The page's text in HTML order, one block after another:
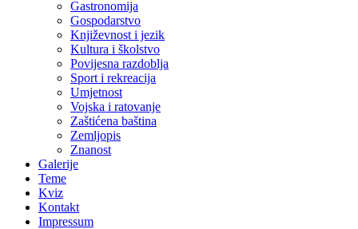
Gastronomija
Gospodarstvo
Književnost i jezik
Kultura i školstvo
Povijesna razdoblja
Sport i rekreacija
Umjetnost
Vojska i ratovanje
Zaštićena baština
Zemljopis
Znanost
Galerije
Teme
Kviz
Kontakt
Impressum